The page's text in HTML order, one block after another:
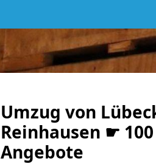
Umzug von
Reinhausen ☛
Angebote